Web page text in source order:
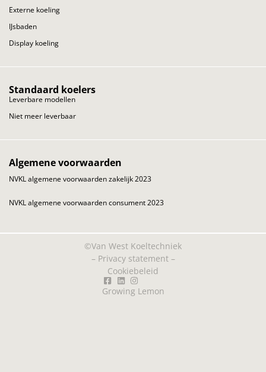
Externe koeling
IJsbaden
Display koeling
Standaard koelers
Leverbare modellen
Niet meer leverbaar
Algemene voorwaarden
NVKL algemene voorwaarden zakelijk 2023
NVKL algemene voorwaarden consument 2023
©Van West Koeltechniek
– Privacy statement–
Cookiebeleid
Growing Lemon